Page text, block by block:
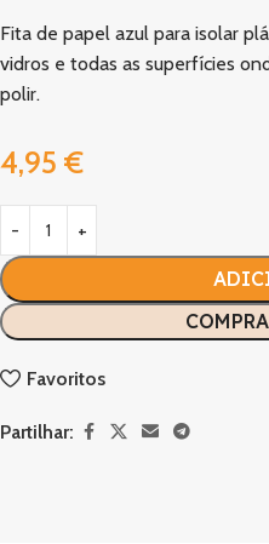
Fita de papel azul para isolar
vidros e todas as superfícies
polir.
4,95 €
Favoritos
Partilhar: